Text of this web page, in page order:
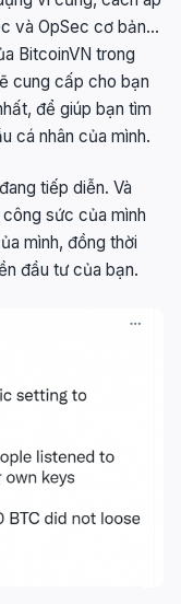
và OpSec cơ bản…
BitcoinVN trong
cung cấp cho bạn
để giúp bạn tìm
cá nhân của mình.
tiếp diễn. Và
sức của mình
mình, đồng thời
đầu tư của bạn.